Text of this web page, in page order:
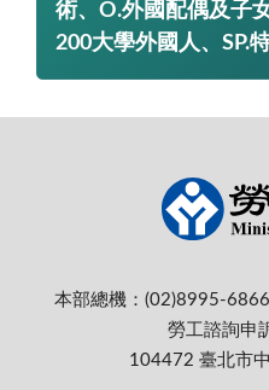
術、O.外國配偶及子
200大學外國人、SP.
本部總機：(02)8995-6866
勞工諮詢申
104472 臺北市